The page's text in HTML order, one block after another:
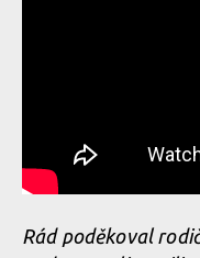
Rád poděkoval